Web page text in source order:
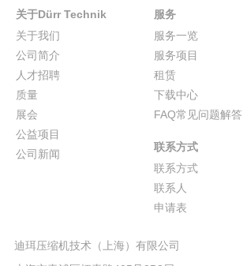
关于Dürr Technik
关于我们
公司简介
人才招聘
质量
展会
公益项目
公司新闻
服务
服务一览
服务项目
租赁
下载中心
FAQ常见问题解答
联系方式
联系方式
联系人
申请表
迪珥压缩机技术（上海）有限公司